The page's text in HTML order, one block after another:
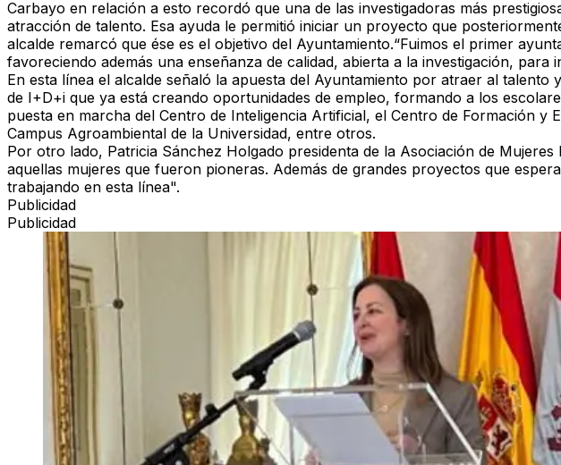
Carbayo en relación a esto recordó que una de las investigadoras más
atracción de talento. Esa ayuda le permitió iniciar un proyecto que
alcalde remarcó que ése es el objetivo del Ayuntamiento.“Fuimos el primer
favoreciendo además una enseñanza de calidad, abierta a la investigación,
En esta línea el alcalde señaló la apuesta del Ayuntamiento por atraer al
de I+D+i que ya está creando oportunidades de empleo, formando a los
puesta en marcha del Centro de Inteligencia Artificial, el Centro de Formación
Campus Agroambiental de la Universidad, entre otros.
Por otro lado, Patricia Sánchez Holgado presidenta de la Asociación de
aquellas mujeres que fueron pioneras. Además de grandes proyectos que
trabajando en esta línea".
Publicidad
Publicidad